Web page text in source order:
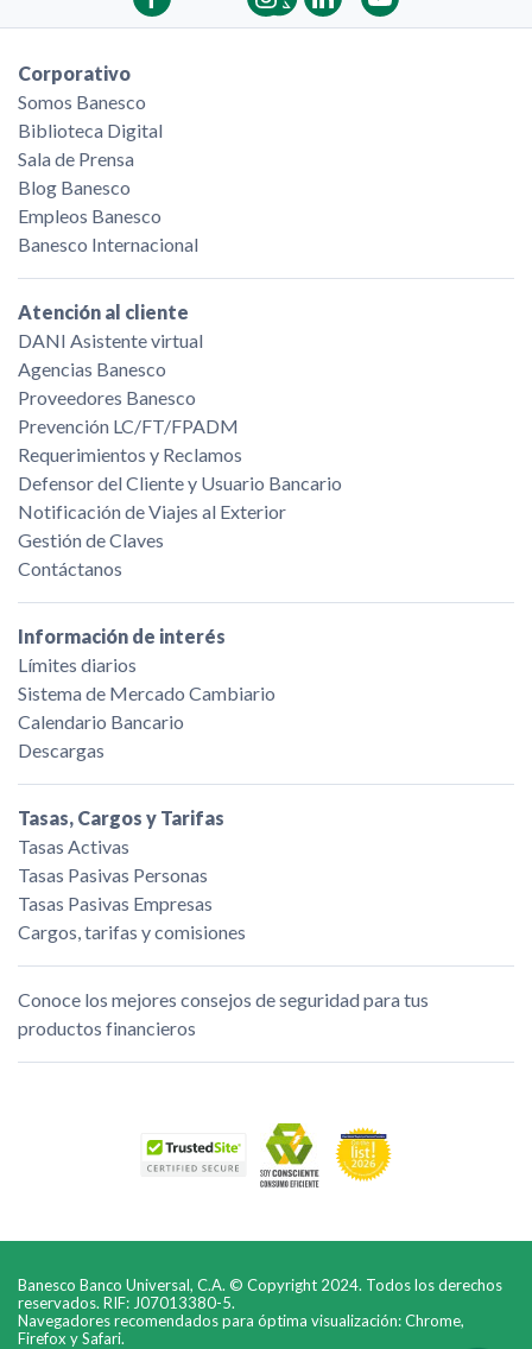
Corporativo
Somos Banesco
Biblioteca Digital
Sala de Prensa
Blog Banesco
Empleos Banesco
Banesco Internacional
Atención al cliente
DANI Asistente virtual
Agencias Banesco
Proveedores Banesco
Prevención LC/FT/FPADM
Requerimientos y Reclamos
Defensor del Cliente y Usuario Bancario
Notificación de Viajes al Exterior
Gestión de Claves
Contáctanos
Información de interés
Límites diarios
Sistema de Mercado Cambiario
Calendario Bancario
Descargas
Tasas, Cargos y Tarifas
Tasas Activas
Tasas Pasivas Personas
Tasas Pasivas Empresas
Cargos, tarifas y comisiones
Conoce los mejores consejos de seguridad para tus
productos financieros
Banesco Banco Universal, C.A. © Copyright 2024. Todos los derechos
reservados. RIF: J07013380-5.
Navegadores recomendados para óptima visualización: Chrome,
Firefox y Safari.